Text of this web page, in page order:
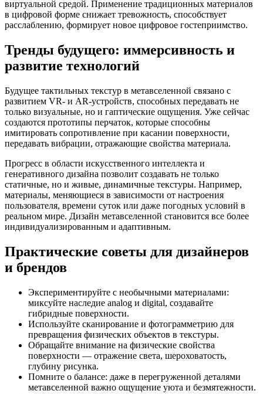
виртуальной средой. Применение традиционных материалов
в цифровой форме снижает тревожность, способствует
расслаблению, формирует новое цифровое гостеприимство.
Тренды будущего: иммерсивность и
развитие технологий
Будущее тактильных текстур в метавселенной связано с
развитием VR- и AR-устройств, способных передавать не
только визуальные, но и гаптические ощущения. Уже сейчас
создаются прототипы перчаток, которые способны
имитировать сопротивление при касании поверхности,
передавать вибрации, отражающие свойства материала.
Прогресс в области искусственного интеллекта и
генеративного дизайна позволит создавать не только
статичные, но и живые, динамичные текстуры. Например,
материалы, меняющиеся в зависимости от настроения
пользователя, времени суток или даже погодных условий в
реальном мире. Дизайн метавселенной становится все более
индивидуализированным и адаптивным.
Практические советы для дизайнеров
и брендов
Экспериментируйте с необычными материалами:
миксуйте наследие analog и digital, создавайте
гибридные поверхности.
Используйте сканирование и фотограмметрию для
превращения физических объектов в текстуры.
Обращайте внимание на физические свойства
поверхности — отражение света, шероховатость,
глубину рисунка.
Помните о балансе: даже в перегруженной деталями
метавселенной важно ощущение уюта и безмятежности.